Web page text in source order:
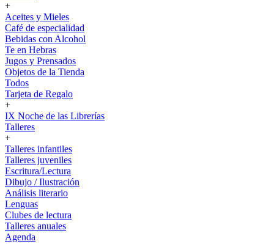
+
Aceites y Mieles
Café de especialidad
Bebidas con Alcohol
Te en Hebras
Jugos y Prensados
Objetos de la Tienda
Todos
Tarjeta de Regalo
+
IX Noche de las Librerías
Talleres
+
Talleres infantiles
Talleres juveniles
Escritura/Lectura
Dibujo / Ilustración
Análisis literario
Lenguas
Clubes de lectura
Talleres anuales
Agenda